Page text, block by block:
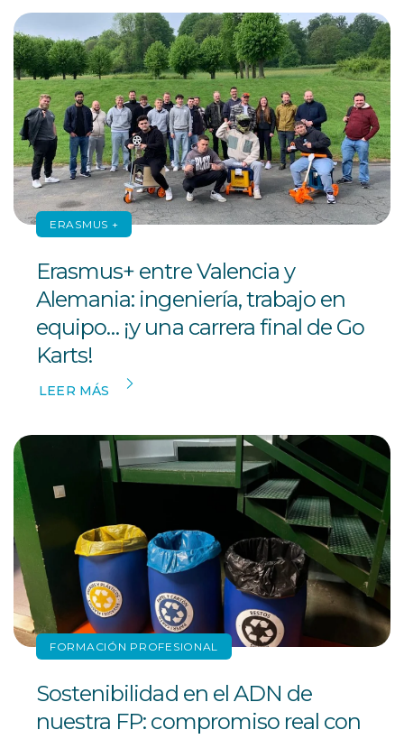
ERASMUS +
Erasmus+ entre Valencia y
Alemania: ingeniería, trabajo en
equipo… ¡y una carrera final de Go
Karts!
LEER MÁS
FORMACIÓN PROFESIONAL
Sostenibilidad en el ADN de
nuestra FP: compromiso real con